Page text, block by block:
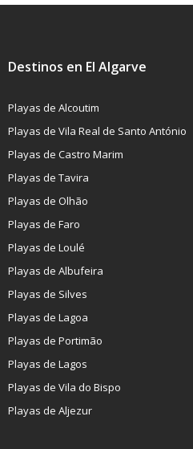
Destinos en El Algarve
Playas de Alcoutim
Playas de Vila Real de Santo António
Playas de Castro Marim
Playas de Tavira
Playas de Olhão
Playas de Faro
Playas de Loulé
Playas de Albufeira
Playas de Silves
Playas de Lagoa
Playas de Portimão
Playas de Lagos
Playas de Vila do Bispo
Playas de Aljezur